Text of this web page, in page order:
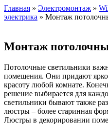
Главная » Электромонтаж »
электрика » Монтаж
Монтаж
Потолочные светильники
помещения. Они придают
красоту любой комнате.
решение выбирается для
светильники бывают также
люстры – более старинная
Люстры в декорировании